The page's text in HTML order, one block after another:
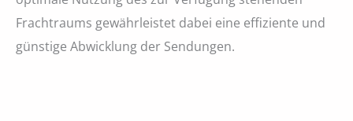
Frachtraums gewährleistet dabei eine effiziente und
günstige Abwicklung der Sendungen.